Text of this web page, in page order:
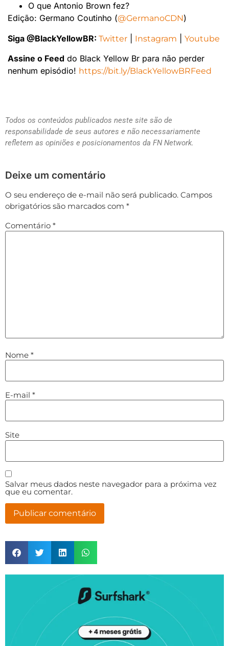
O que Antonio Brown fez?
Edição: Germano Coutinho (@GermanoCDN)
Siga @BlackYellowBR: Twitter Instagram Youtube
Assine o Feed do Black Yellow Br para não perder
nenhum episódio! https://bit.ly/BlackYellowBRFeed
Todos os conteúdos publicados neste site são de
responsabilidade de seus autores e não necessariamente
refletem as opiniões e posicionamentos da FN Network.
Deixe um comentário
O seu endereço de e-mail não será publicado. Campos
obrigatórios são marcados com *
Comentário *
Nome *
E-mail *
Site
Salvar meus dados neste navegador para a próxima vez
que eu comentar.